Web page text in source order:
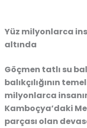
Yüz milyonlarca
altında
Göçmen tatlı su
balıkçılığının
milyonlarca
Kamboçya’daki
parçası olan